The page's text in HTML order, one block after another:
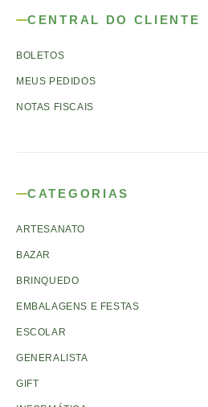
CENTRAL DO CLIENTE
BOLETOS
MEUS PEDIDOS
NOTAS FISCAIS
CATEGORIAS
ARTESANATO
BAZAR
BRINQUEDO
EMBALAGENS E FESTAS
ESCOLAR
GENERALISTA
GIFT